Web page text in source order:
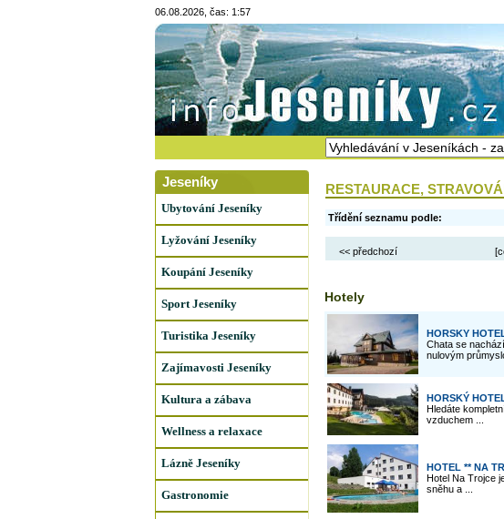
06.08.2026, čas: 1:57
Jeseníky
Ubytování Jeseníky
Lyžování Jeseníky
Koupání Jeseníky
Sport Jeseníky
Turistika Jeseníky
Zajímavosti Jeseníky
Kultura a zábava
Wellness a relaxace
Lázně Jeseníky
Gastronomie
RESTAURACE,
Třídění seznamu podle:
<< předchozí
Hotely
HORSKY
Chata se
nulovým
HORSKÝ
Hledáte
vzduchem ...
HOTEL ** NA
Hotel Na Trojce
sněhu a ...